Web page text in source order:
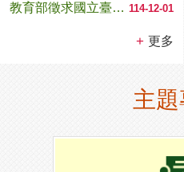
114-12-01
教育部徵求國立臺南護理專科學校第八任校長候選人啟事
更多
主